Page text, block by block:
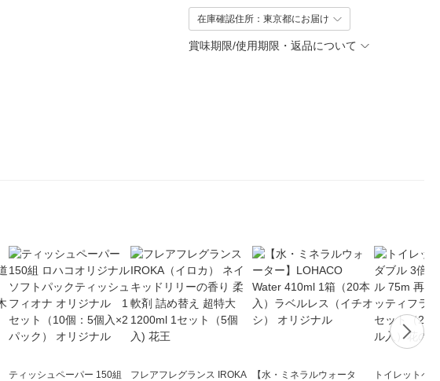
在庫確認住所：東京都にお届け
賞味期限/使用期限・返品について
ティッシュペーパー 150組
フレアフレグランス IROKA
【水・ミネラルウォータ
トイレットペ